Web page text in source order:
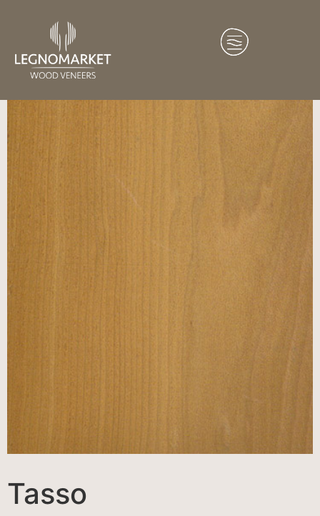
Tasso